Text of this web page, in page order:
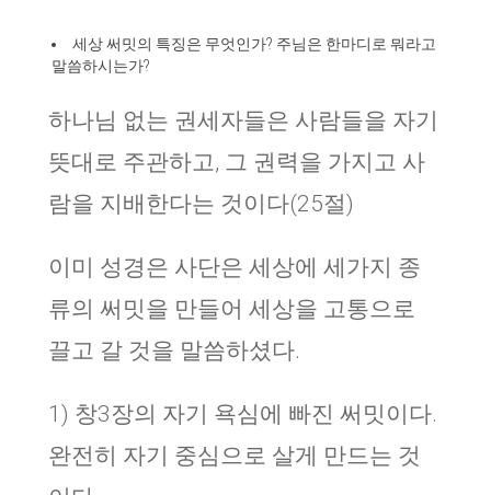
세상 써밋의 특징은 무엇인가? 주님은 한마디로 뭐라고
말씀하시는가?
하나님 없는 권세자들은 사람들을 자기
뜻대로 주관하고, 그 권력을 가지고 사
람을 지배한다는 것이다(25절)
이미 성경은 사단은 세상에 세가지 종
류의 써밋을 만들어 세상을 고통으로
끌고 갈 것을 말씀하셨다.
1) 창3장의 자기 욕심에 빠진 써밋이다.
완전히 자기 중심으로 살게 만드는 것